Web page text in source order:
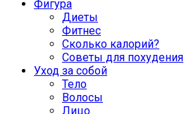
Фигура
Диеты
Фитнес
Сколько калорий?
Советы для похудения
Уход за собой
Тело
Волосы
Лицо